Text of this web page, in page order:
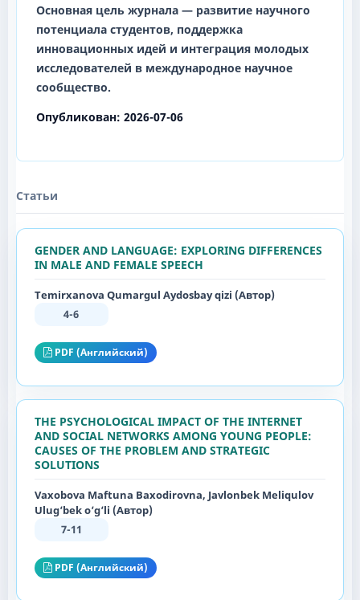
Основная цель журнала — развитие научного
потенциала студентов, поддержка
инновационных идей и интеграция молодых
исследователей в международное научное
сообщество.
Опубликован: 2026-07-06
Статьи
GENDER AND LANGUAGE: EXPLORING DIFFERENCES
IN MALE AND FEMALE SPEECH
Temirxanova Qumargul Aydosbay qizi (Автор)
4-6
PDF (Английский)
THE PSYCHOLOGICAL IMPACT OF THE INTERNET
AND SOCIAL NETWORKS AMONG YOUNG PEOPLE:
CAUSES OF THE PROBLEM AND STRATEGIC
SOLUTIONS
Vaxobova Maftuna Baxodirovna, Javlonbek Meliqulov
Ulug‘bek o‘g‘li (Автор)
7-11
PDF (Английский)